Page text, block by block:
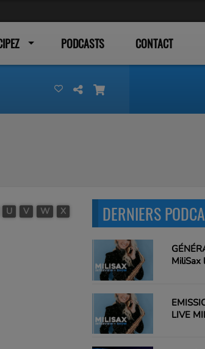
PODCASTS CONTACT
U V W
X
DERNIERS
MiliSax
LIVE